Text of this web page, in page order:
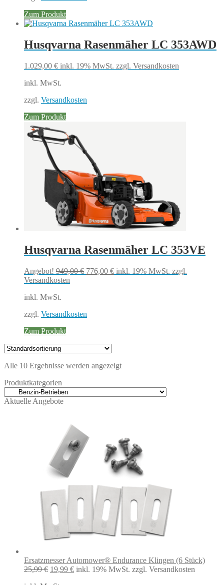
Zum Produkt
Husqvarna Rasenmäher LC 353AWD
1.029,00 € inkl. 19% MwSt. zzgl. Versandkosten
inkl. MwSt.
zzgl. Versandkosten
Zum Produkt
Husqvarna Rasenmäher LC 353VE
Angebot! 949,00€ Ursprünglicher
776,00 €Aktueller
inkl. 19% MwSt. zzgl.
Versandkosten
inkl. MwSt.
zzgl. Versandkosten
Zum Produkt
Alle 10 Ergebnisse werden angezeigt
Produktkategorien
Aktuelle Angebote
Ersatzmesser Automower® Endurance Klingen (6 Stück)
25,99€ Ursprünglicher
19,99 €Aktueller
inkl. 19% MwSt. zzgl. Versandkosten